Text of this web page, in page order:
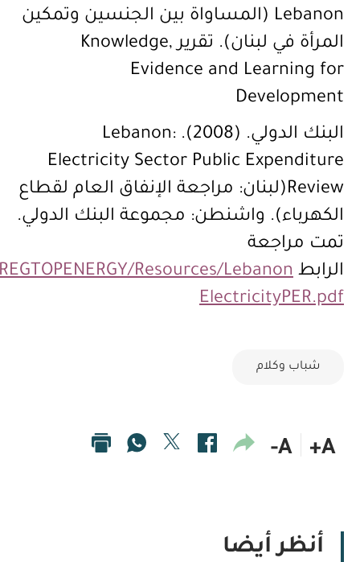
Lebanon (المساواة بين الجنسين وتمكين
المرأة في لبنان). تقرير Knowledge,
Evidence and Learning for
Development
البنك الدولي. (2008). Lebanon:
Electricity Sector Public Expenditure
Review(لبنان: مراجعة الإنفاق العام لقطاع
الكهرباء). واشنطن: مجموعة البنك الدولي.
تمت مراجعة
الرابط Resources/Lebanon
ElectricityPER.pdf
شباب وكلام
A+
A-
أنظر أيضا